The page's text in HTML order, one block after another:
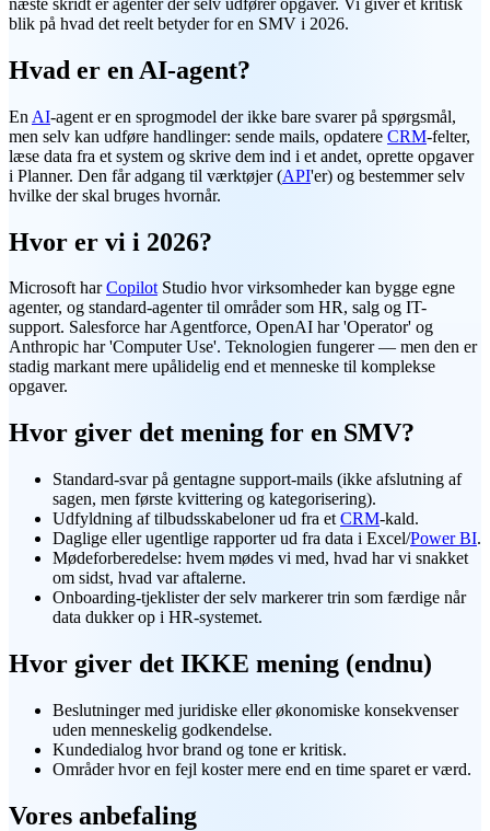
blik på hvad det reelt betyder for en SMV i 2026.
Hvad er en AI-agent?
En AI-agent er en sprogmodel der ikke bare svarer på spørgsmål,
men selv kan udføre handlinger: sende mails, opdatere CRM-felter,
læse data fra et system og skrive dem ind i et andet, oprette opgaver
i Planner. Den får adgang til værktøjer (API'er) og bestemmer selv
hvilke der skal bruges hvornår.
Hvor er vi i 2026?
Microsoft harCopilotStudio hvor virksomheder kan bygge egne
agenter, og standard-agenter til områder som HR, salg og IT-
support. Salesforce har Agentforce, OpenAI har 'Operator' og
Anthropic har 'Computer Use'. Teknologien fungerer — men den er
stadig markant mere upålidelig end et menneske til komplekse
opgaver.
Hvor giver det mening for en SMV?
Standard-svar på gentagne support-mails (ikke afslutning af
sagen, men første kvittering og kategorisering).
Udfyldning af tilbudsskabeloner ud fra et CRM-kald.
Daglige eller ugentlige rapporter ud fra data i Excel/Power BI.
Mødeforberedelse: hvem mødes vi med, hvad har vi snakket
om sidst, hvad var aftalerne.
Onboarding-tjeklister der selv markerer trin som færdige når
data dukker op i HR-systemet.
Hvor giver det IKKE mening (endnu)
Beslutninger med juridiske eller økonomiske konsekvenser
uden menneskelig godkendelse.
Kundedialog hvor brand og tone er kritisk.
Områder hvor en fejl koster mere end en time sparet er værd.
Vores anbefaling